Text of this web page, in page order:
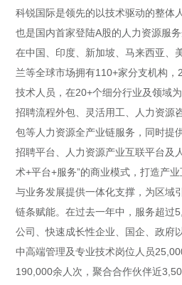
科锐国际是领先的以技术驱动的整体
也是国内首家登陆A股的人力资源服
在中国、印度、新加坡、马来西亚、
兰等全球市场拥有110+家分支机构，
技术人员，在20+个细分行业及领域
招聘流程外包、灵活用工、人力资源
包等人力资源全产业链服务，同时提
招聘平台、人力资源产业互联平台及
术+平台+服务”的商业模式，打造产
与业务发展提供一体化支撑，为区域
链条赋能。在过去一年中，服务超过
公司、快速成长性企业、国企、政府
中高端管理及专业技术岗位人员
190,000余人次，聚合合作伙伴近